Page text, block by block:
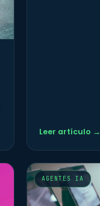
Leer artículo →
AGENTES IA